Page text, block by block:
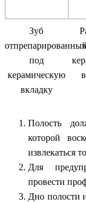
Зуб
под
керамическую
вкладку
Полость
которой
извлекаться
Для
провести
Дно полости